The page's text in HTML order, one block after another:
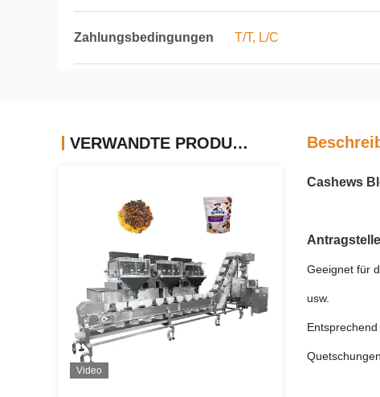
Zahlungsbedingungen T/T, L/C
VERWANDTE PRODUKTE
Video
Cashews
Geeignet für
usw.